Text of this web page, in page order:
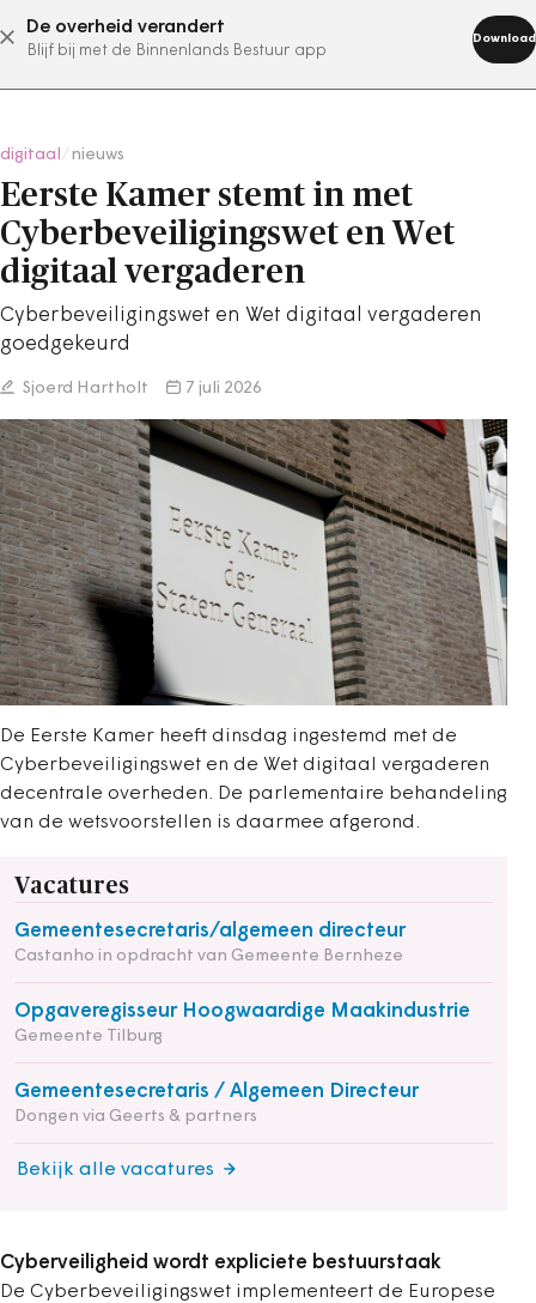
De overheid verandert
Blijf bij met de Binnenlands Bestuur app
Download
abonneer nu
digitaal nieuws
Eerste Kamer stemt in met
Cyberbeveiligingswet en Wet
digitaal vergaderen
Cyberbeveiligingswet en Wet digitaal vergaderen
goedgekeurd
Sjoerd Hartholt 7 juli 2026
De Eerste Kamer heeft dinsdag ingestemd met de
Cyberbeveiligingswet en de Wet digitaal vergaderen
decentrale overheden. De parlementaire behandeling
van de wetsvoorstellen is daarmee afgerond.
Vacatures
Gemeentesecretaris/algemeen directeur
Castanho in opdracht van Gemeente Bernheze
Opgaveregisseur Hoogwaardige Maakindustrie
Gemeente Tilburg
Gemeentesecretaris / Algemeen Directeur
Dongen via Geerts & partners
Bekijk alle vacatures
Cyberveiligheid wordt expliciete bestuurstaak
De Cyberbeveiligingswet implementeert de Europese